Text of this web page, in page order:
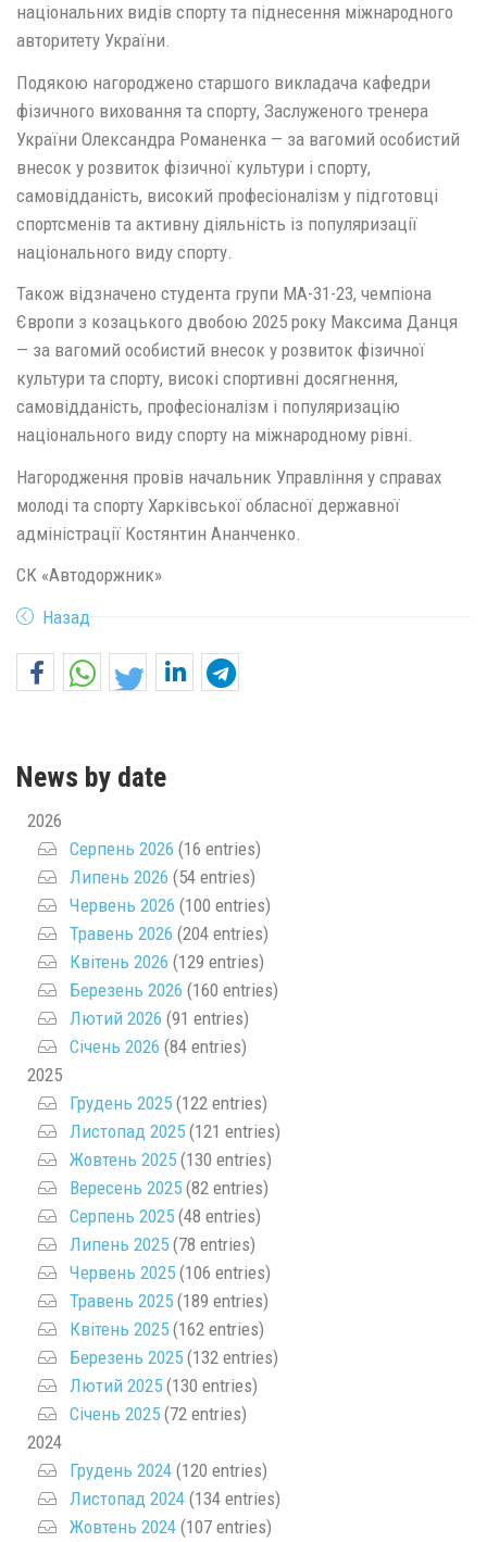
національних видів спорту та піднесення міжнародного
авторитету України.
Подякою нагороджено старшого викладача кафедри
фізичного виховання та спорту, Заслуженого тренера
України Олександра Романенка — за вагомий особистий
внесок у розвиток фізичної культури і спорту,
самовідданість, високий професіоналізм у підготовці
спортсменів та активну діяльність із популяризації
національного виду спорту.
Також відзначено студента групи МА-31-23, чемпіона
Європи з козацького двобою 2025 року Максима Данця
— за вагомий особистий внесок у розвиток фізичної
культури та спорту, високі спортивні досягнення,
самовідданість, професіоналізм і популяризацію
національного виду спорту на міжнародному рівні.
Нагородження провів начальник Управління у справах
молоді та спорту Харківської обласної державної
адміністрації Костянтин Ананченко.
СК «Автодоржник»
Назад
News by date
2026
Серпень 2026 (16 entries)
Липень 2026 (54 entries)
Червень 2026 (100 entries)
Травень 2026 (204 entries)
Квітень 2026 (129 entries)
Березень 2026 (160 entries)
Лютий 2026 (91 entries)
Січень 2026 (84 entries)
2025
Грудень 2025 (122 entries)
Листопад 2025 (121 entries)
Жовтень 2025 (130 entries)
Вересень 2025 (82 entries)
Серпень 2025 (48 entries)
Липень 2025 (78 entries)
Червень 2025 (106 entries)
Травень 2025 (189 entries)
Квітень 2025 (162 entries)
Березень 2025 (132 entries)
Лютий 2025 (130 entries)
Січень 2025 (72 entries)
2024
Грудень 2024 (120 entries)
Листопад 2024 (134 entries)
Жовтень 2024 (107 entries)